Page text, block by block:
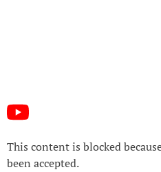
This content is blocked
been accepted.